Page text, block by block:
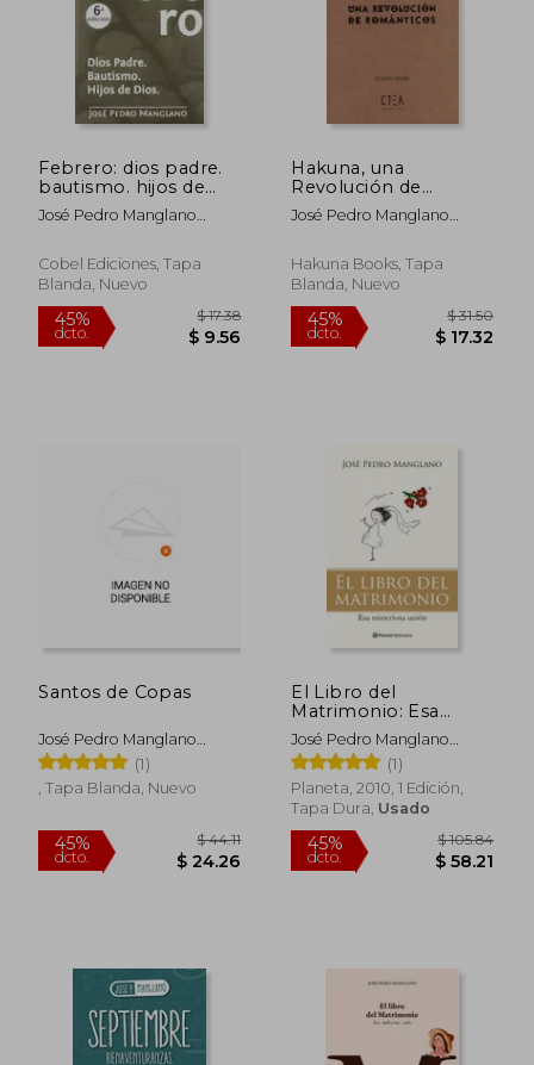
45% 45%
45%
dcto.
Febrero: dios padre.
bautismo. hijos de
dios
José Pedro Manglano
Cobel Ediciones, Tapa
Blanda, Nuevo
Hakuna, una
Revolución de
Románticos
José Pedro Manglano
Hakuna Books, Tapa
Blanda, Nuevo
Santos de Copas
José Pedro Manglano
Castellary
(1)
, Tapa Blanda, Nuevo
El Libro del
Matrimonio: Esa
Misteriosa Unión
(Planeta Testimonio)
José Pedro Manglano
Castellary
(1)
Planeta, 2010, 1 Edición,
Tapa Dura, Usado